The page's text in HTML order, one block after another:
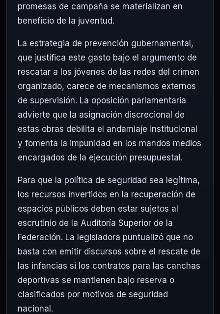
promesas de campaña se materializan en
beneficio de la juventud.
La estrategia de prevención gubernamental,
que justifica este gasto bajo el argumento de
rescatar a los jóvenes de las redes del crimen
organizado, carece de mecanismos externos
de supervisión. La oposición parlamentaria
advierte que la asignación discrecional de
estas obras debilita el andamiaje institucional
y fomenta la impunidad en los mandos medios
encargados de la ejecución presupuestal.
Para que la política de seguridad sea legítima,
los recursos invertidos en la recuperación de
espacios públicos deben estar sujetos al
escrutinio de la Auditoría Superior de la
Federación. La legisladora puntualizó que no
basta con emitir discursos sobre el rescate de
las infancias si los contratos para las canchas
deportivas se mantienen bajo reserva o
clasificados por motivos de seguridad
nacional.